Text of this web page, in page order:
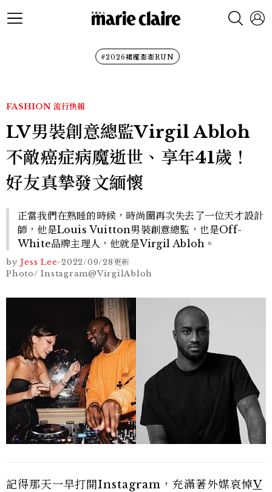
#2026裙襬澎澎RUN
FASHION 流行快報
LV男裝創意總監Virgil Abloh
不敵癌症病魔逝世、享年41歲！
好友真摯發文緬懷
正當我們在熟睡的時候，時尚圈再次失去了一位天才設計
師，他是Louis Vuitton男裝創意總監，也是Off-
White品牌主理人，他就是Virgil Abloh。
by Jess Lee-2022/09/28更新
Photo/ Instagram@VirgilAbloh
記得那天一早打開Instagram，充滿著外媒哀悼V